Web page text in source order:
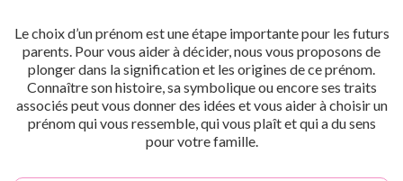
Le choix d’un prénom est une étape importante pour les futurs
parents. Pour vous aider à décider, nous vous proposons de
plonger dans la signification et les origines de ce prénom.
Connaître son histoire, sa symbolique ou encore ses traits
associés peut vous donner des idées et vous aider à choisir un
prénom qui vous ressemble, qui vous plaît et qui a du sens
pour votre famille.